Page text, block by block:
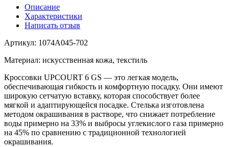
Описание
Характеристики
Написать отзыв
Артикул: 1074A045-702
Материал: искусственная кожа, текстиль
Кроссовки UPCOURT 6 GS — это легкая модель,
обеспечивающая гибкость и комфортную посадку. Они имеют
широкую сетчатую вставку, которая способствует более
мягкой и адаптирующейся посадке. Стелька изготовлена ​​
методом окрашивания в растворе, что снижает потребление
воды примерно на 33% и выбросы углекислого газа примерно
на 45% по сравнению с традиционной технологией
окрашивания.